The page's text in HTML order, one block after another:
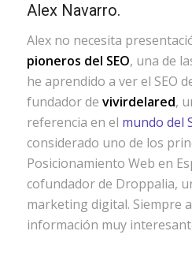
Alex Navarro.
Alex no necesita
pioneros del SEO, una de
he aprendido a ver el SEO
fundador de vivirdelared,
referencia en el mundo del
considerado uno de los
Posicionamiento Web en
cofundador de Droppalia,
marketing digital. Siempre
información muy